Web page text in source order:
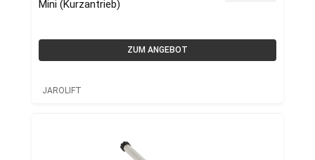
Mini (Kurzantrieb)
ZUM ANGEBOT
JAROLIFT